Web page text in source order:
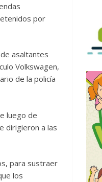
por
asaltantes
Volkswagen,
de la policía
luego de
dirigieron a las
para sustraer
los